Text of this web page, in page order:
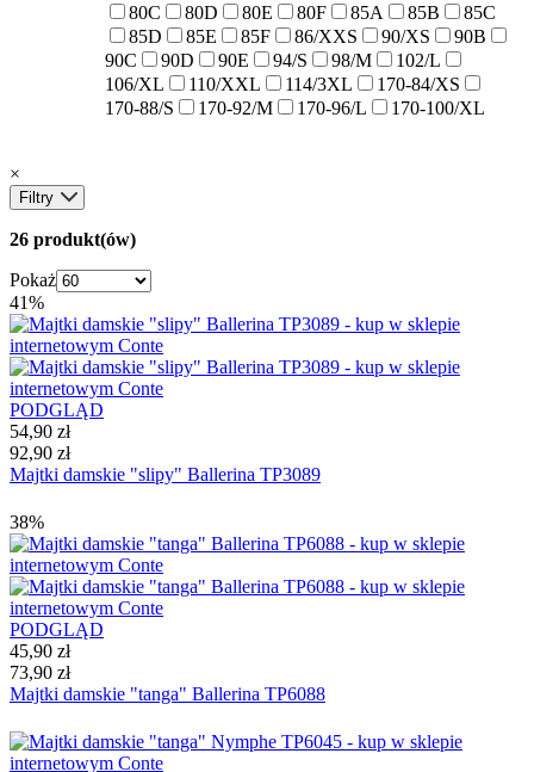
80C
80D 80E 80F 85A 85B
85C
85D
85E 85F 86/XXS 90/XS
90B
90C
90D 90E 94/S 98/M
102/L
106/XL
110/XXL 114/3XL
170-84/XS
170-88/S
170-92/M 170-96/L 170-100/XL
×
Filtry
26 produkt(ów)
Pokaż
41%
PODGLĄD
54,90 zł
92,90 zł
Majtki damskie "slipy" Ballerina TP3089
38%
PODGLĄD
45,90 zł
73,90 zł
Majtki damskie "tanga" Ballerina TP6088